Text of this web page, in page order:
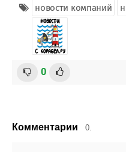
новости компаний
0
Комментарии 0.